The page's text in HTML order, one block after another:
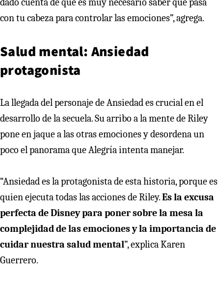
con tu cabeza para controlar las emociones”, agrega.
Salud mental: Ansiedad
protagonista
La llegada del personaje de Ansiedad es crucial en el
desarrollo de la secuela. Su arribo a la mente de Riley
pone en jaque a las otras emociones y desordena un
poco el panorama que Alegría intenta manejar.
“Ansiedad es la protagonista de esta historia, porque es
quien ejecuta todas las acciones de Riley.Es la excusa
perfecta de Disney para poner sobre la mesa la
complejidad de las emociones y la importancia de
cuidar nuestra salud mental”, explica Karen
Guerrero.